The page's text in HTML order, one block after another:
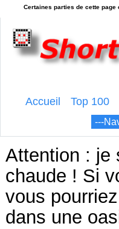
Accueil Top 100
Attention : je
chaude ! Si
vous
dans une